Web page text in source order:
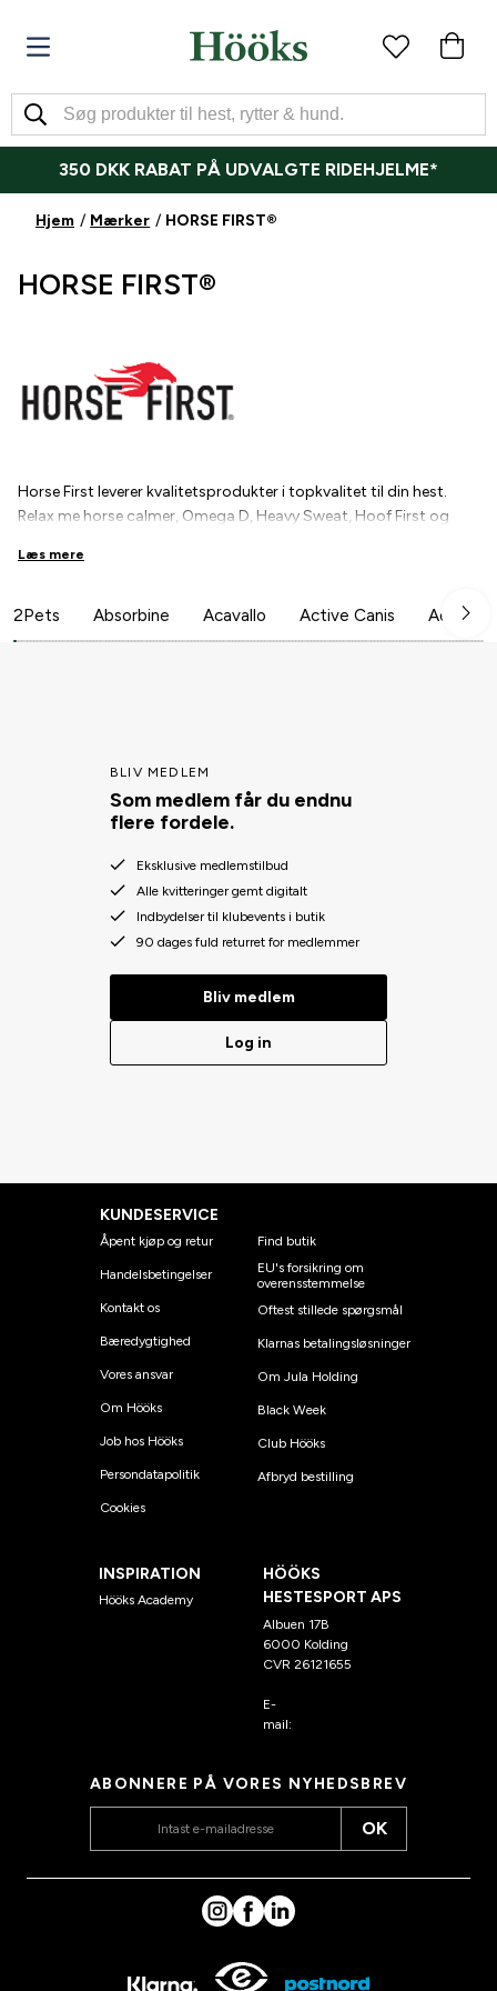
350 DKK RABAT PÅ UDVALGTE RIDEHJELME*
Hjem Mærker HORSE FIRST®
HORSE FIRST®
Horse First leverer kvalitetsprodukter i topkvalitet til din hest.
Relax me horse calmer, Omega D, Heavy Sweat, Hoof First og
Læs mere
2Pets Absorbine Acavallo Active Canis Aesculap
BLIV MEDLEM
Som medlem får du endnu
flere fordele.
Eksklusive medlemstilbud
Alle kvitteringer gemt digitalt
Indbydelser til klubevents i butik
90 dages fuld returret for medlemmer
Bliv medlem
Log in
KUNDESERVICE
Åpent kjøp og retur
Handelsbetingelser
Kontakt os
Bæredygtighed
Vores ansvar
Om Hööks
Job hos Hööks
Persondatapolitik
Cookies
Find butik
EU's forsikring om
overensstemmelse
Oftest stillede spørgsmål
Klarnas betalingsløsninger
Om Jula Holding
Black Week
Club Hööks
Afbryd bestilling
INSPIRATION
Hööks Academy
HÖÖKS
HESTESPORT APS
Albuen 17B
6000 Kolding
CVR 26121655
E-
mail:
ABONNERE PÅ VORES NYHEDSBREV
OK